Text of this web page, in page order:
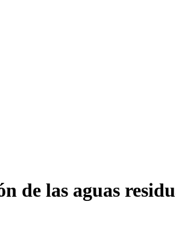
de las aguas